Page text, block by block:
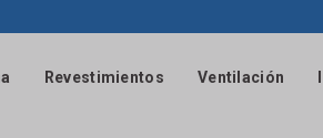
Revestimientos Ventilación